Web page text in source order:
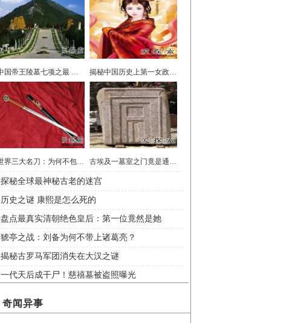
中国帝王陵墓七项之最 令全世界艳羡 揭秘中国历史上第一女政治家 吕后
世界三大名刀：为何不包括中国唐刀 古埃及一墓室之门竟是通往来世的入口
探秘全球最神秘古老的迷宫
历史之谜 康熙是怎么死的
盘点最真实清朝绝色皇后：第一位竟然是她
猇亭之战：刘备为何不带上诸葛亮？
揭秘古罗马军团消失在大汉之谜
一代天后成干尸！慈禧墓被盗照曝光
奇闻异事